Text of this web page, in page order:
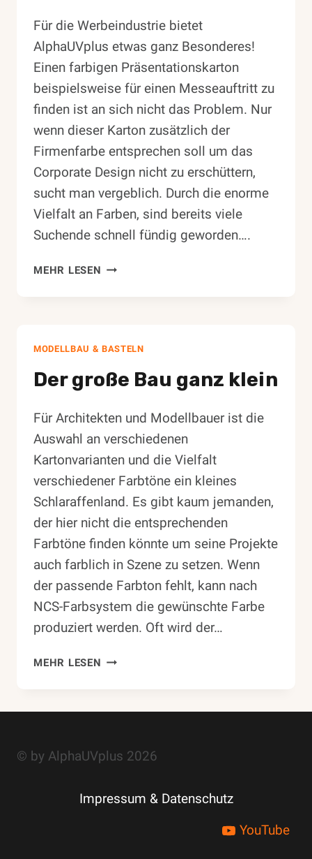
Für die Werbeindustrie bietet
AlphaUVplus etwas ganz Besonderes!
Einen farbigen Präsentationskarton
beispielsweise für einen Messeauftritt zu
finden ist an sich nicht das Problem. Nur
wenn dieser Karton zusätzlich der
Firmenfarbe entsprechen soll um das
Corporate Design nicht zu erschüttern,
sucht man vergeblich. Durch die enorme
Vielfalt an Farben, sind bereits viele
Suchende schnell fündig geworden….
MEHR LESEN CORPORATE
MODELLBAU & BASTELN
Der große Bau ganz klein
Für Architekten und Modellbauer ist die
Auswahl an verschiedenen
Kartonvarianten und die Vielfalt
verschiedener Farbtöne ein kleines
Schlaraffenland. Es gibt kaum jemanden,
der hier nicht die entsprechenden
Farbtöne finden könnte um seine Projekte
auch farblich in Szene zu setzen. Wenn
der passende Farbton fehlt, kann nach
NCS-Farbsystem die gewünschte Farbe
produziert werden. Oft wird der…
MEHR LESEN DER
ANZ K
© by AlphaUVplus 2026
Impressum & Datenschutz
YouTube